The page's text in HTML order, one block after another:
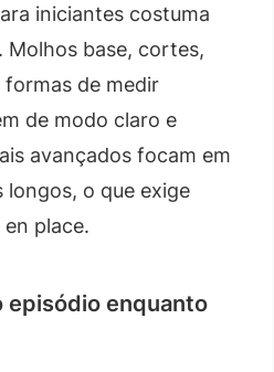
iniciantes costuma
base, cortes,
formas de medir
de modo claro e
avançados focam em
longos, o que exige
place.
episódio enquanto